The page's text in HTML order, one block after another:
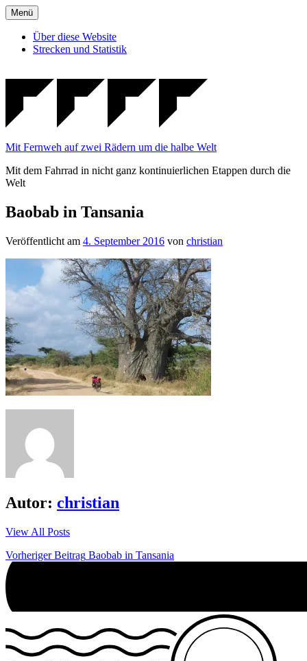
Zum
Inhalt
springen
Menü
Über diese Website
Strecken und Statistik
Mit Fernweh auf zwei Rädern um die halbe Welt
Mit dem Fahrrad in nicht ganz kontinuierlichen Etappen durch die
Welt
Baobab in Tansania
Veröffentlicht am 4. September 2016 von christian
Autor: christian
View All Posts
Beitrags-
Navigation
Vorheriger Beitrag Baobab in Tansania